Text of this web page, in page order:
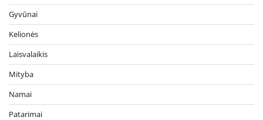
Gyvūnai
Kelionės
Laisvalaikis
Mityba
Namai
Patarimai